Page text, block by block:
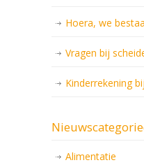
Hoera, we
Vragen bij
Kinderrekening
Alimentatie